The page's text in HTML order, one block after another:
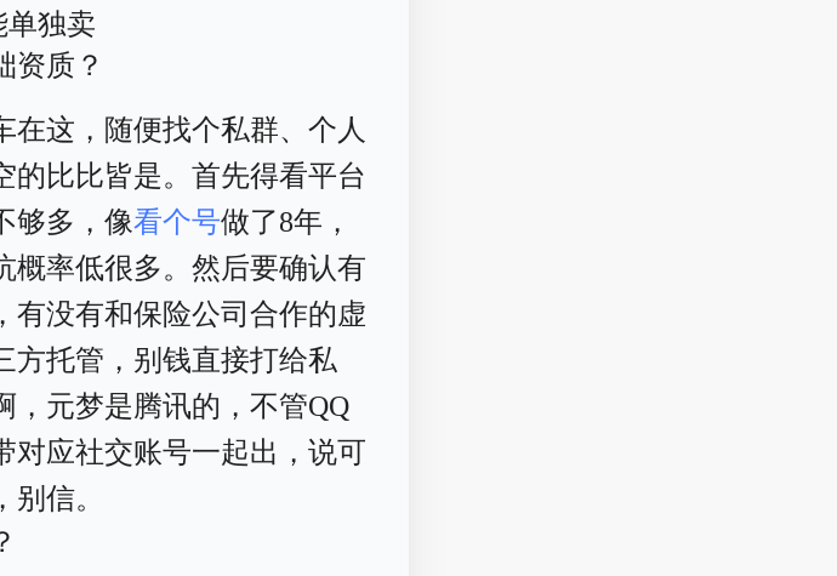
单独卖
资质？
在这，随便找个私群、个人
的比比皆是。首先得看平台
够多，像看个号做了8年，
概率低很多。然后要确认有
有没有和保险公司合作的虚
方托管，别钱直接打给私
，元梦是腾讯的，不管QQ
对应社交账号一起出，说可
信。